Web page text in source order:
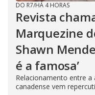
DO R7/HÁ 4 HORAS
Revista
Marquezine
Shawn
é a famosa’
Relacionamento entre
canadense vem